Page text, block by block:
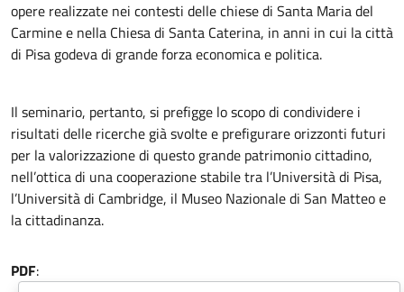
opere realizzate nei contesti delle chiese di Santa Maria del
Carmine e nella Chiesa di Santa Caterina, in anni in cui la città
di Pisa godeva di grande forza economica e politica.
Il seminario, pertanto, si prefigge lo scopo di condividere i
risultati delle ricerche già svolte e prefigurare orizzonti futuri
per la valorizzazione di questo grande patrimonio cittadino,
nell’ottica di una cooperazione stabile tra l’Università di Pisa,
l’Università di Cambridge, il Museo Nazionale di San Matteo e
la cittadinanza.
PDF: